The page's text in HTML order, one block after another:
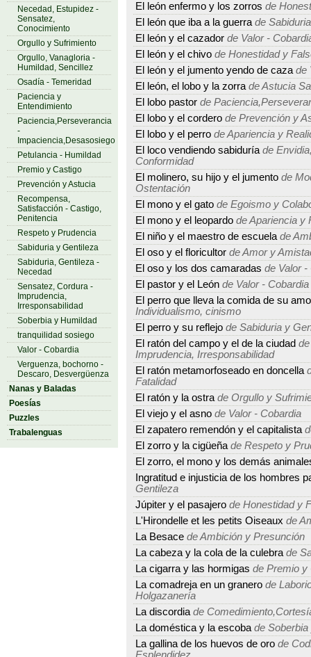
Necedad, Estupidez -
Sensatez,
Conocimiento
Orgullo y Sufrimiento
Orgullo, Vanagloria -
Humildad, Sencillez
Osadía - Temeridad
Paciencia y
Entendimiento
Paciencia,Perseverancia
-
Impaciencia,Desasosiego
Petulancia - Humildad
Premio y Castigo
Prevención y Astucia
Recompensa,
Satisfacción - Castigo,
Penitencia
Respeto y Prudencia
Sabiduria y Gentileza
Sabiduria, Gentileza -
Necedad
Sensatez, Cordura -
Imprudencia,
Irresponsabilidad
Soberbia y Humildad
tranquilidad sosiego
Valor - Cobardia
Verguenza, bochorno -
Descaro, Desvergüenza
Nanas y Baladas
Poesías
Puzzles
Trabalenguas
El león enfermo y los zorros de
El león que iba a la guerra de
El león y el cazador de Valor -
El león y el chivo de Honestidad y
El león y el jumento yendo de caza de
El león, el lobo y la zorra de Astucia
El lobo pastor de
El lobo y el cordero de Prevención y
El lobo y el perro de Apariencia y
El loco vendiendo sabiduría de
Conformidad
El molinero, su hijo y el jumento de
Ostentación
El mono y el gato de Egoismo y
El mono y el leopardo de Apariencia y
El niño y el maestro de escuela de
El oso y el floricultor de Amor y
El oso y los dos camaradas de Valor -
El pastor y el León de Valor - Cobardia
El perro que lleva la comida de su amo
Individualismo, cinismo
El perro y su reflejo de Sabiduria y
El ratón del campo y el de la ciudad
Imprudencia, Irresponsabilidad
El ratón metamorfoseado en doncella
Fatalidad
El ratón y la ostra de Orgullo y
El viejo y el asno de Valor - Cobardia
El zapatero remendón y el capitalista
El zorro y la cigüeña de Respeto y
El zorro, el mono y los demás
Ingratitud e injusticia de los hombres
Gentileza
Júpiter y el pasajero de Honestidad y
L'Hirondelle et les petits Oiseaux de
La Besace de Ambición y Presunción
La cabeza y la cola de la culebra de
La cigarra y las hormigas de Premio y
La comadreja en un granero de
Holgazanería
La discordia de
La doméstica y la escoba de
La gallina de los huevos de oro de